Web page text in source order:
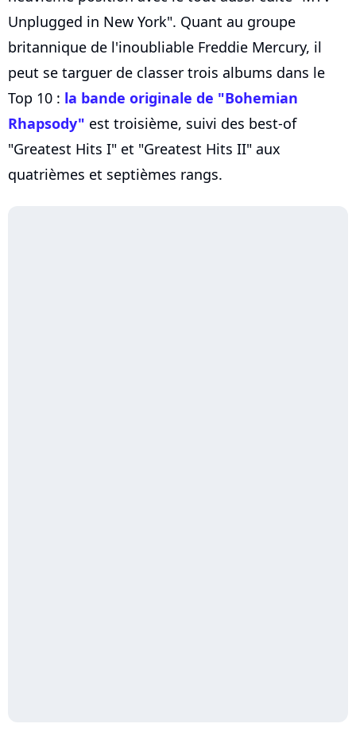
Unplugged in New York". Quant au groupe
britannique de l'inoubliable Freddie Mercury, il
peut se targuer de classer trois albums dans le
Top 10 : la bande originale de "Bohemian
Rhapsody" est troisième, suivi des best-of
"Greatest Hits I" et "Greatest Hits II" aux
quatrièmes et septièmes rangs.